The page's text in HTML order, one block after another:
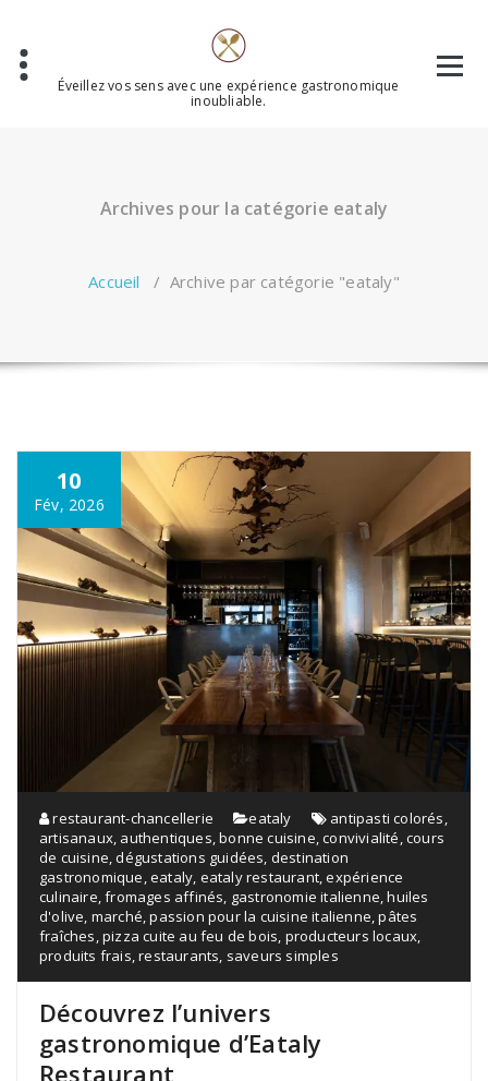
contenu
Éveillez vos sens avec une expérience gastronomique
inoubliable.
Archives pour la catégorie eataly
Accueil / Archive par catégorie "eataly"
10
Fév, 2026
restaurant-chancellerie eataly antipasti colorés,
artisanaux, authentiques,bonne cuisine,convivialité,cours
de cuisine,dégustations guidées, destination
gastronomique,eataly, eataly restaurant,expérience
culinaire,fromages affinés, gastronomie italienne,huiles
d'olive, marché,passion pour la cuisine italienne,pâtes
fraîches,pizza cuite au feu de bois, producteurs locaux,
produits frais,restaurants, saveurs simples
Découvrez l’univers
gastronomique d’Eataly
Restaurant